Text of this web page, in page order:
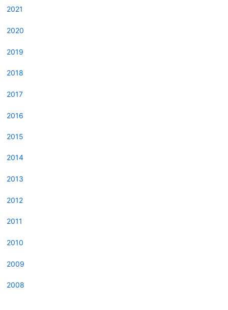
2021
2020
2019
2018
2017
2016
2015
2014
2013
2012
2011
2010
2009
2008